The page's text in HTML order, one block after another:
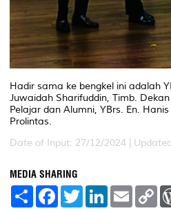
Hadir sama ke bengkel ini adalah
Juwaidah Sharifuddin, Timb.
Pelajar dan Alumni, YBrs. En.
Prolintas.
Date of Input: 27/12/2024 |
MEDIA SHARING
S
F
a
T
w
L
E
m
C